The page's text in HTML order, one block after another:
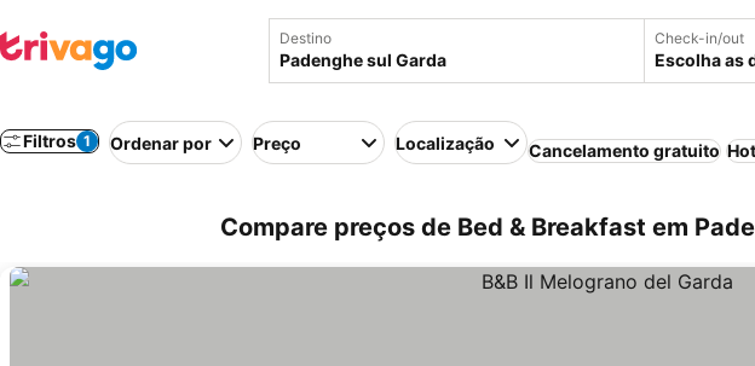
Destino Check-in/out
Escolha as
Filtros 1 Ordenar por Preço Localização Cancelamento gratuito
Compare preços de Bed & Breakfast em